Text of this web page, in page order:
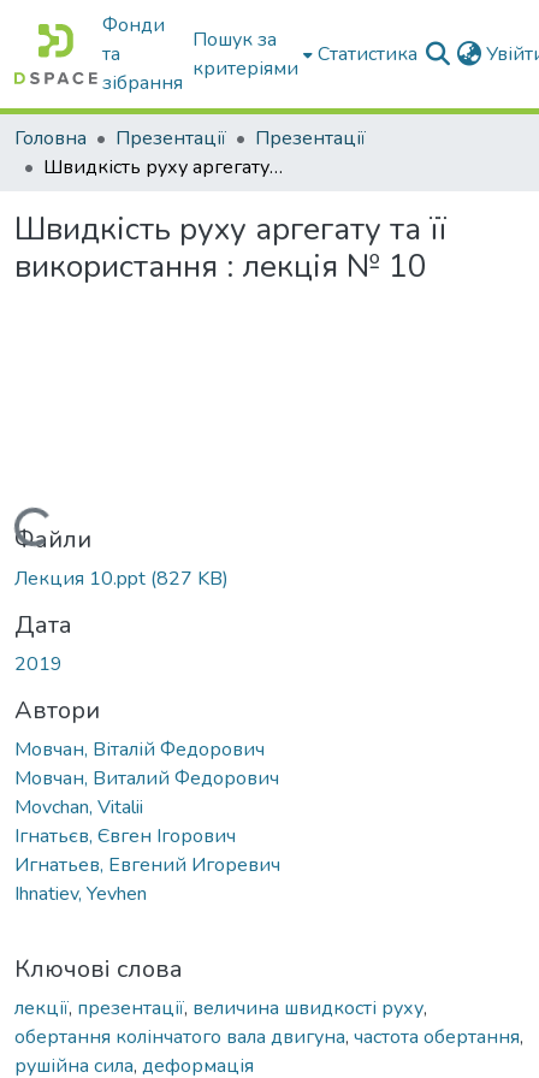
Фонди
та
зібрання
Пошук за
критеріями
Статистика
Головна Презентації
Презентації
Швидкість руху аргегату та її використання : лекція № 10
Швидкість руху аргегату та її
використання : лекція № 10
Вантажиться...
Файли
Лекция 10.ppt (827 KB)
Дата
2019
Автори
Мовчан, Віталій Федорович
Мовчан, Виталий Федорович
Movchan, Vitalii
Ігнатьєв, Євген Ігорович
Игнатьев, Евгений Игоревич
Ihnatiev, Yevhen
Ключові слова
лекції, презентації, величина швидкості руху,
обертання колінчатого вала двигуна, частота обертання,
рушійна сила, деформація